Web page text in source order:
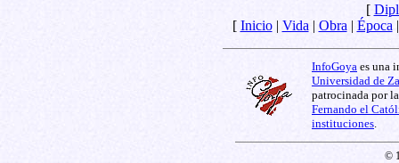
[
[ Inicio| Vida | Obra | Época
InfoGoya es una
Universidad de
patrocinada por
Fernando el
instituciones
©